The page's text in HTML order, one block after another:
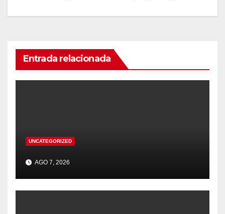
Entrada relacionada
UNCATEGORIZED
AGO 7, 2026